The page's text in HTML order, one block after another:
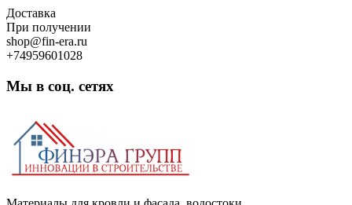
Skip
to
content
Доставка
При получении
shop@fin-era.ru
+74959601028
Мы в соц. сетях